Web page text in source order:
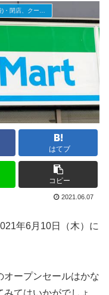
はてブ
コピー
2021.06.07
年6月10日（木）に
オープンセールはかな